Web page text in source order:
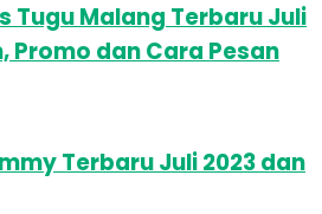
Tugu Malang Terbaru Juli
Promo dan Cara Pesan
Terbaru Juli 2023 dan